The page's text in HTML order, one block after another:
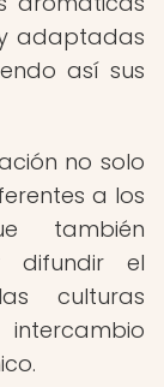
adaptadas
así sus
no solo
a los
también
difundir el
culturas